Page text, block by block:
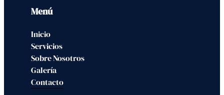
Menú
Inicio
Servicios
Sobre Nosotros
Galería
Contacto